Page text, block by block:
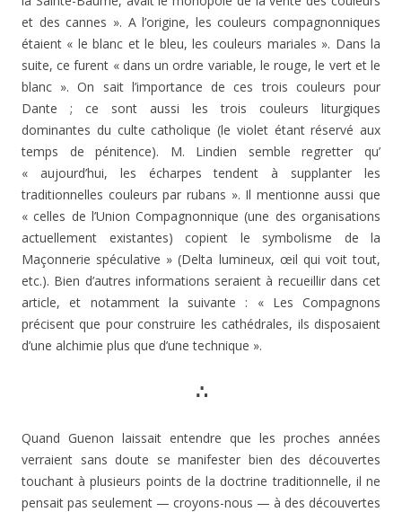
et des cannes ». A l’origine, les couleurs compa­gnonniques
étaient « le blanc et le bleu, les couleurs mariales ». Dans la
suite, ce furent « dans un ordre varia­ble, le rouge, le vert et le
blanc ». On sait l’importance de ces trois couleurs pour
Dante ; ce sont aussi les trois couleurs liturgiques
dominantes du culte catholique (le violet étant réservé aux
temps de pénitence). M. Lindien semble regretter qu’
« aujourd’hui, les écharpes tendent à supplanter les
traditionnelles couleurs par rubans ». Il mentionne aussi que
« celles de l’Union Compagnonnique (une des organisations
actuellement existantes) copient le symbolisme de la
Maçonnerie spéculative » (Delta lumi­neux, œil qui voit tout,
etc.). Bien d’autres informations seraient à recueillir dans cet
article, et notamment la sui­vante : « Les Compagnons
précisent que pour construire les cathédrales, ils disposaient
d’une alchimie plus que d’une technique ».
∴
Quand Guenon laissait entendre que les proches années
verraient sans doute se manifester bien des découvertes
touchant à plusieurs points de la doctrine traditionnelle, il ne
pensait pas seulement — croyons-nous — à des découvertes